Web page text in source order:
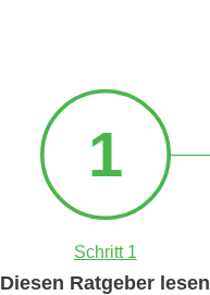
1
Schritt 1
Diesen Ratgeber lesen